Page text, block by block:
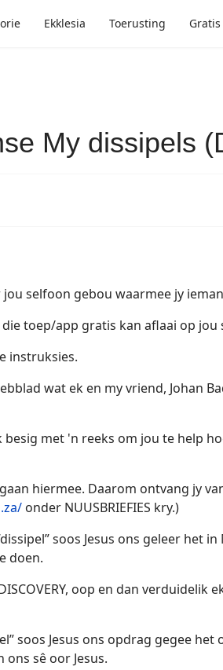
Ekklesia Toerusting
My dissipels
selfoon gebou waarmee jy
toep/app gratis kan aflaai op jou
instruksies.
wat ek en my vriend, Johan
besig met 'n reeks om jou te help
hiermee. Daarom ontvang jy
onder NUUSBRIEFIES kry.)
soos Jesus ons geleer het
doen.
oop en dan
soos Jesus ons opdrag gegee
ons sê oor Jesus.